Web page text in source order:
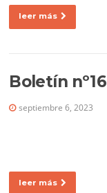
leer más
Boletín nº16
septiembre 6, 2023
leer más